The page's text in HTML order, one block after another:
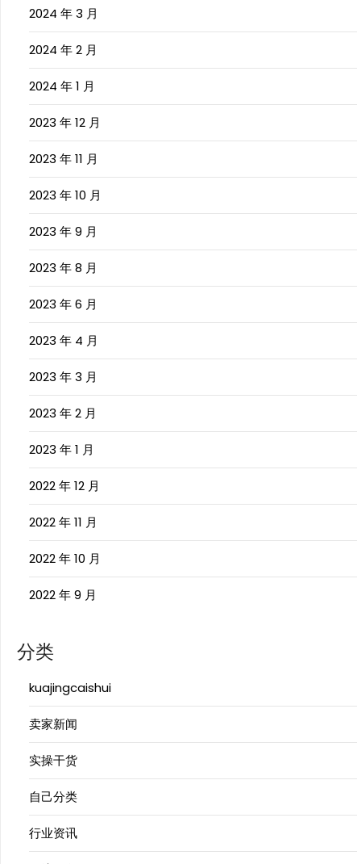
2024 年 3 月
2024 年 2 月
2024 年 1 月
2023 年 12 月
2023 年 11 月
2023 年 10 月
2023 年 9 月
2023 年 8 月
2023 年 6 月
2023 年 4 月
2023 年 3 月
2023 年 2 月
2023 年 1 月
2022 年 12 月
2022 年 11 月
2022 年 10 月
2022 年 9 月
分类
kuajingcaishui
卖家新闻
实操干货
自己分类
行业资讯